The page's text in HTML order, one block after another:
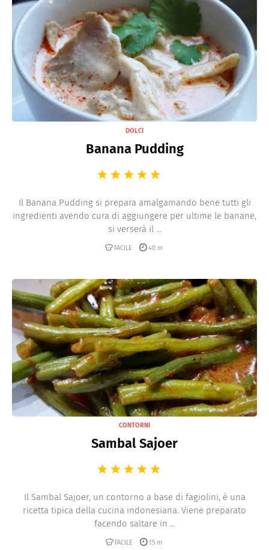
DOLCI
Banana Pudding
Il Banana Pudding si prepara amalgamando bene tutti gli
ingredienti avendo cura di aggiungere per ultime le banane,
si verserà il ...
FACILE 40 m
CONTORNI
Sambal Sajoer
Il Sambal Sajoer, un contorno a base di fagiolini, è una
ricetta tipica della cucina indonesiana. Viene preparato
facendo saltare in ...
FACILE 15 m